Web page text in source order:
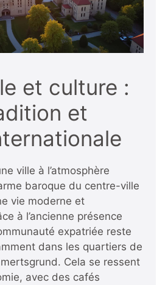
et culture :
et
ville à l’atmosphère
baroque du centre-ville
vie moderne et
à l’ancienne présence
expatriée reste
dans les quartiers de
Cela se ressent
avec des cafés